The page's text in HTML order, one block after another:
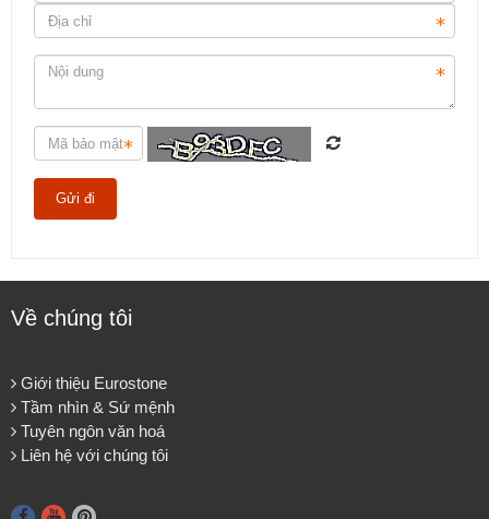
Về chúng tôi
Giới thiệu Eurostone
Tầm nhìn & Sứ mệnh
Tuyên ngôn văn hoá
Liên hệ với chúng tôi